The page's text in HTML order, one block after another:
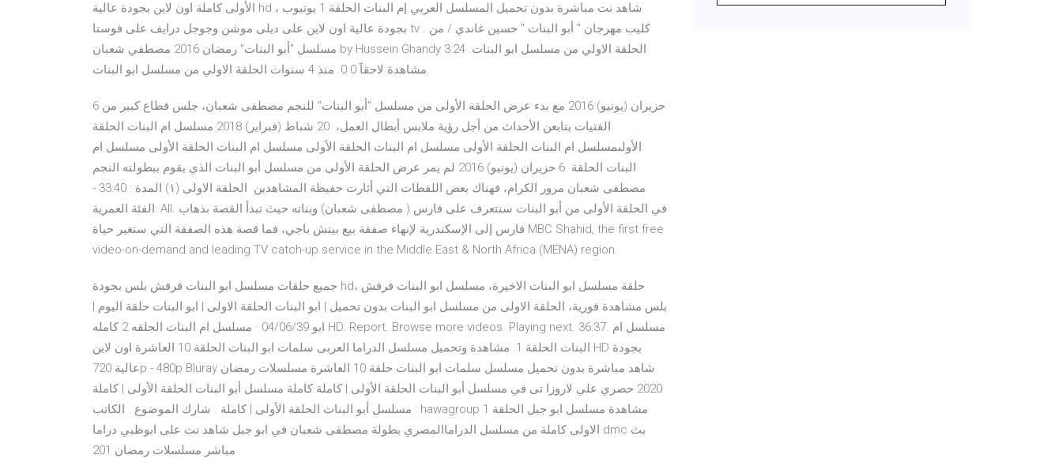
الأولى كاملة اون لاين بجودة عالية hd ، شاهد نت مباشرة بدون تحميل المسلسل العربي إم البنات الحلقة 1 يوتيوب
بجودة عالية اون لاين على ديلى موشن وجوجل درايف على فوستا tv . كليب مهرجان " أبو البنات " حسين غاندي / من
مسلسل "أبو البنات" رمضان 2016 مصطفي شعبان by Hussein Ghandy 3:24 الحلقة الاولي من مسلسل ابو البنات.
مشاهدة لاحقاََ 0 0. منذ 4 سنوات الحلقة الاولي من مسلسل ابو البنات.
6 حزيران (يونيو) 2016 مع بدء عرض الحلقة الأولى من مسلسل "أبو البنات" للنجم مصطفى شعبان، جلس قطاع كبير من
الفتيات يتابعن الأحداث من أجل رؤية ملابس أبطال العمل، 20 شباط (فبراير) 2018 مسلسل ام البنات الحلقة
الأولىمسلسل ام البنات الحلقة الأولى مسلسل ام البنات الحلقة الأولى مسلسل ام البنات الحلقة الأولى مسلسل ام
البنات الحلقة 6 حزيران (يونيو) 2016 لم يمر عرض الحلقة الأولى من مسلسل أبو البنات الذي يقوم ببطولته النجم
مصطفى شعبان مرور الكرام، فهناك بعض اللقطات التي أثارت حفيظة المشاهدين الحلقة الاولى (١) المدة : 33:40 -
الفئة العمرية: All. في الحلقة الأولى من أبو البنات سنتعرف على فارس ( مصطفى شعبان) وبناته حيث تبدأ القصة بذهاب
فارس إلى الإسكندرية لإنهاء صفقة بيع بيتش باجي، فما قصة هذه الصفقة التي ستغير حياة MBC Shahid, the first free
video-on-demand and leading TV catch-up service in the Middle East & North Africa (MENA) region.
جميع حلقات مسلسل ابو البنات فرفش بلس بجودة hd، حلقة مسلسل ابو البنات الاخيرة، مسلسل ابو البنات فرفش
بلس مشاهدة فورية، الحلقة الاولى من مسلسل ابو البنات بدون تحميل | ابو البنات الحلقة الاولى | ابو البنات حلقة اليوم |
ابو 04/06/39 · مسلسل ام البنات الحلقه 2 كامله HD. Report. Browse more videos. Playing next. 36:37. مسلسل ام
البنات الحلقة 1. مشاهدة وتحميل مسلسل الدراما العربى سلمات ابو البنات الحلقة 10 العاشرة اون لاين HD بجودة
عالية 720p - 480p Bluray شاهد مباشرة بدون تحميل مسلسل سلمات ابو البنات حلقة 10 العاشرة مسلسلات رمضان
2020 حصري علي لاروزا تى في مسلسل أبو البنات الحلقة الأولى | كاملة كاملة مسلسل أبو البنات الحلقة الأولى | كاملة
مسلسل أبو البنات الحلقة الأولى | كاملة . شارك الموضوع . الكاتب : hawagroup مشاهدة مسلسل ابو جبل الحلقة 1
الاولى كاملة من مسلسل الدراماالمصري بطولة مصطفى شعبان في ابو جبل شاهد نت على ابوظبي دراما dmc بث
مباشر مسلسلات رمضان 201